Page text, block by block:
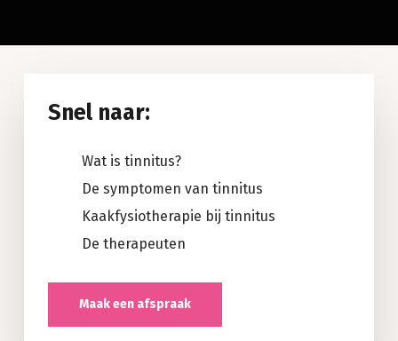
Snel naar:
Wat is tinnitus?
De symptomen van tinnitus
Kaakfysiotherapie bij tinnitus
De therapeuten
Maak een afspraak